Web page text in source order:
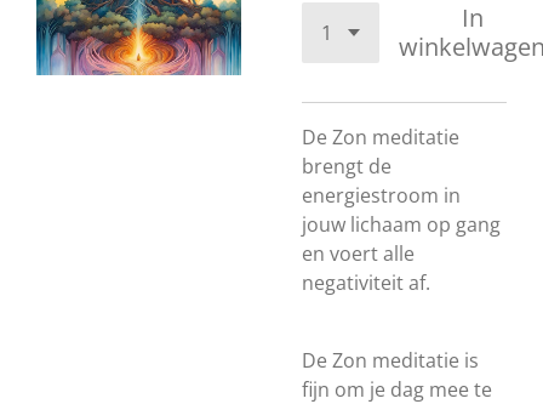
In
De Zon meditatie
brengt de
energiestroom in
jouw lichaam op gang
en voert alle
negativiteit af.
De Zon meditatie is
fijn om je dag mee te